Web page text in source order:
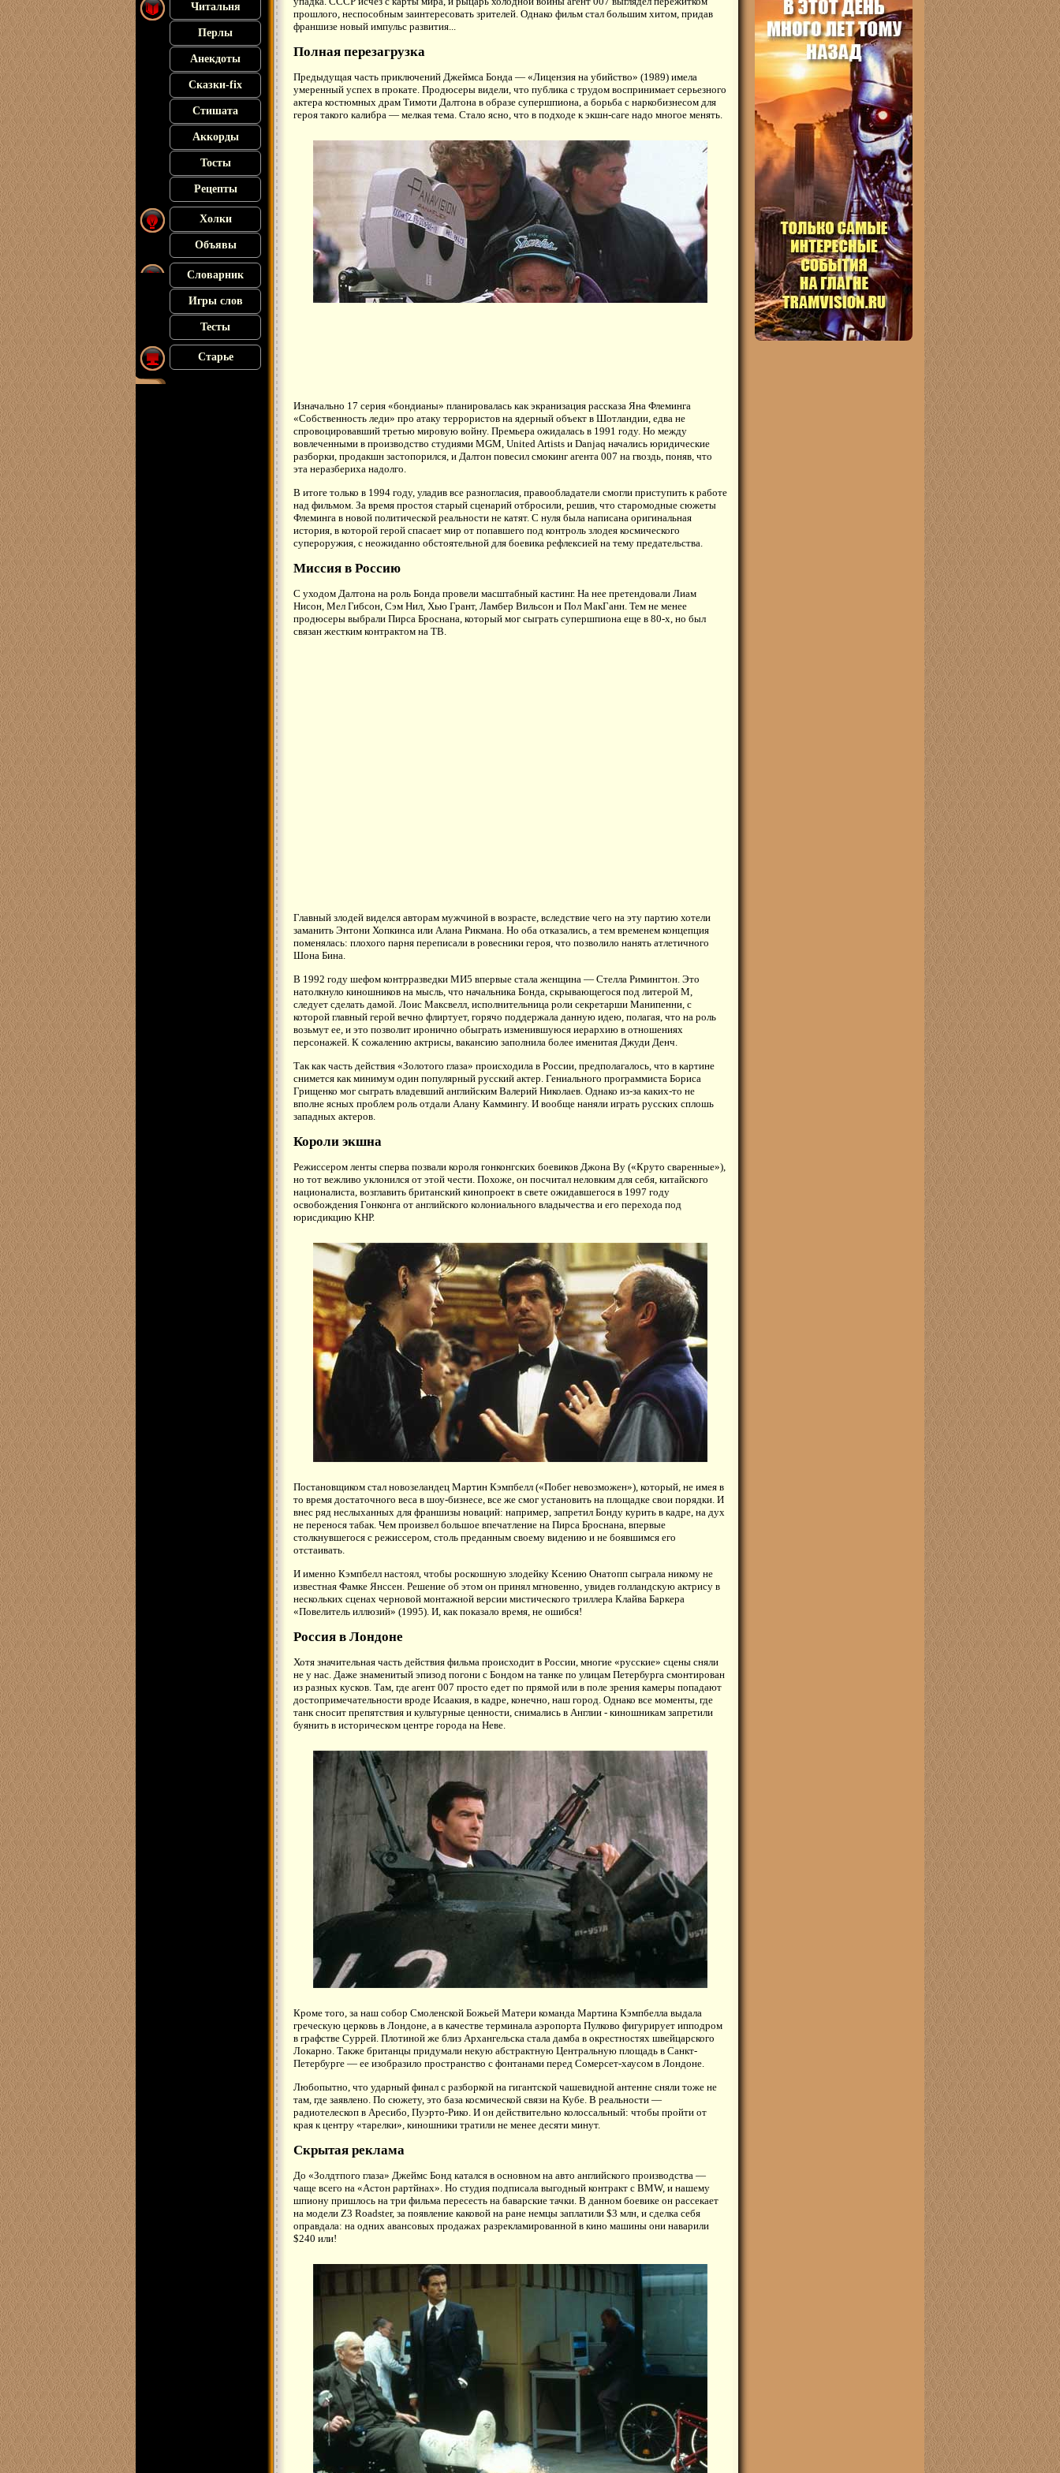
Читальня
Перлы
Анекдоты
Сказки-fix
Стишата
Аккорды
Тосты
Рецепты
Холки
Объявы
Словарник
Игры слов
Тесты
Старье
прошлого, неспособным заинтересовать зрителей. Однако фильм стал большим хитом, придав
франшизе новый импульс развития...
Полная перезагрузка
Предыдущая часть приключений Джеймса Бонда — «Лицензия на убийство» (1989) имела
умеренный успех в прокате. Продюсеры видели, что публика с трудом воспринимает серьезного
актера костюмных драм Тимоти Далтона в образе супершпиона, а борьба с наркобизнесом для
героя такого калибра — мелкая тема. Стало ясно, что в подходе к экшн-саге надо многое менять.
Изначально 17 серия «бондианы» планировалась как экранизация рассказа Яна Флеминга
«Собственность леди» про атаку террористов на ядерный объект в Шотландии, едва не
спровоцировавший третью мировую войну. Премьера ожидалась в 1991 году. Но между
вовлеченными в производство студиями MGM, United Artists и Danjaq начались юридические
разборки, продакшн застопорился, и Далтон повесил смокинг агента 007 на гвоздь, поняв, что
эта неразбериха надолго.
В итоге только в 1994 году, уладив все разногласия, правообладатели смогли приступить к работе
над фильмом. За время простоя старый сценарий отбросили, решив, что старомодные сюжеты
Флеминга в новой политической реальности не катят. С нуля была написана оригинальная
история, в которой герой спасает мир от попавшего под контроль злодея космического
супероружия, с неожиданно обстоятельной для боевика рефлексией на тему предательства.
Миссия в Россию
С уходом Далтона на роль Бонда провели масштабный кастинг. На нее претендовали Лиам
Нисон, Мел Гибсон, Сэм Нил, Хью Грант, Ламбер Вильсон и Пол МакГанн. Тем не менее
продюсеры выбрали Пирса Броснана, который мог сыграть супершпиона еще в 80-х, но был
связан жестким контрактом на ТВ.
Главный злодей виделся авторам мужчиной в возрасте, вследствие чего на эту партию хотели
заманить Энтони Хопкинса или Алана Рикмана. Но оба отказались, а тем временем концепция
поменялась: плохого парня переписали в ровесники героя, что позволило нанять атлетичного
Шона Бина.
В 1992 году шефом контрразведки МИ5 впервые стала женщина — Стелла Римингтон. Это
натолкнуло киношников на мысль, что начальника Бонда, скрывающегося под литерой М,
следует сделать дамой. Лоис Максвелл, исполнительница роли секретарши Манипенни, с
которой главный герой вечно флиртует, горячо поддержала данную идею, полагая, что на роль
возьмут ее, и это позволит иронично обыграть изменившуюся иерархию в отношениях
персонажей. К сожалению актрисы, вакансию заполнила более именитая Джуди Денч.
Так как часть действия «Золотого глаза» происходила в России, предполагалось, что в картине
снимется как минимум один популярный русский актер. Гениального программиста Бориса
Грищенко мог сыграть владевший английским Валерий Николаев. Однако из-за каких-то не
вполне ясных проблем роль отдали Алану Каммингу. И вообще наняли играть русских сплошь
западных актеров.
Короли экшна
Режиссером ленты сперва позвали короля гонконгских боевиков Джона By («Круто сваренные»),
но тот вежливо уклонился от этой чести. Похоже, он посчитал неловким для себя, китайского
националиста, возглавить британский кинопроект в свете ожидавшегося в 1997 году
освобождения Гонконга от английского колониального владычества и его перехода под
юрисдикцию КНР.
Постановщиком стал новозеландец Мартин Кэмпбелл («Побег невозможен»), который, не имея в
то время достаточного веса в шоу-бизнесе, все же смог установить на площадке свои порядки. И
внес ряд неслыханных для франшизы новаций: например, запретил Бонду курить в кадре, на дух
не перенося табак. Чем произвел большое впечатление на Пирса Броснана, впервые
столкнувшегося с режиссером, столь преданным своему видению и не боявшимся его
отстаивать.
И именно Кэмпбелл настоял, чтобы роскошную злодейку Ксению Онатопп сыграла никому не
известная Фамке Янссен. Решение об этом он принял мгновенно, увидев голландскую актрису в
нескольких сценах черновой монтажной версии мистического триллера Клайва Баркера
«Повелитель иллюзий» (1995). И, как показало время, не ошибся!
Россия в Лондоне
Хотя значительная часть действия фильма происходит в России, многие «русские» сцены сняли
не у нас. Даже знаменитый эпизод погони с Бондом на танке по улицам Петербурга смонтирован
из разных кусков. Там, где агент 007 просто едет по прямой или в поле зрения камеры попадают
достопримечательности вроде Исаакия, в кадре, конечно, наш город. Однако все моменты, где
танк сносит препятствия и культурные ценности, снимались в Англии - киношникам запретили
буянить в историческом центре города на Неве.
Кроме того, за наш собор Смоленской Божьей Матери команда Мартина Кэмпбелла выдала
греческую церковь в Лондоне, а в качестве терминала аэропорта Пулково фигурирует ипподром
в графстве Суррей. Плотиной же близ Архангельска стала дамба в окрестностях швейцарского
Локарно. Также британцы придумали некую абстрактную Центральную площадь в Санкт-
Петербурге — ее изобразило пространство с фонтанами перед Сомерсет-хаусом в Лондоне.
Любопытно, что ударный финал с разборкой на гигантской чашевидной антенне сняли тоже не
там, где заявлено. По сюжету, это база космической связи на Кубе. В реальности —
радиотелескоп в Аресибо, Пуэрто-Рико. И он действительно колоссальный: чтобы пройти от
края к центру «тарелки», киношники тратили не менее десяти минут.
Скрытая реклама
До «Золдтпого глаза» Джеймс Бонд катался в основном на авто английского производства —
чаще всего на «Астон рартйнах». Но студия подписала выгодный контракт с BMW, и нашему
шпиону пришлось на три фильма пересесть на баварские тачки. В данном боевике он рассекает
на модели Z3 Roadster, за появление каковой на ране немцы заплатили $3 млн, и сделка себя
оправдала: на одних авансовых продажах разрекламированной в кино машины они наварили
$240 или!